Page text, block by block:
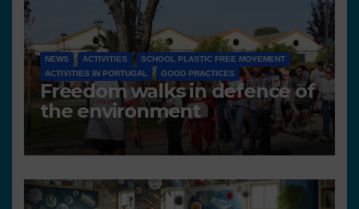
NEWS ACTIVITIES
SCHOOL PLASTIC FREE MOVEMENT
ACTIVITIES IN PORTUGAL
GOOD PRACTICES
Freedom walks in defence of
the environment